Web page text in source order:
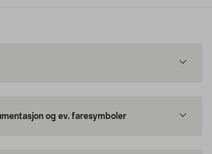
og ev. faresymboler